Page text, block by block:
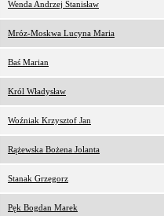
Wenda Andrzej Stanisław
Mróz-Moskwa Lucyna Maria
Baś Marian
Król Władysław
Woźniak Krzysztof Jan
Rążewska Bożena Jolanta
Stanak Grzegorz
Pęk Bogdan Marek